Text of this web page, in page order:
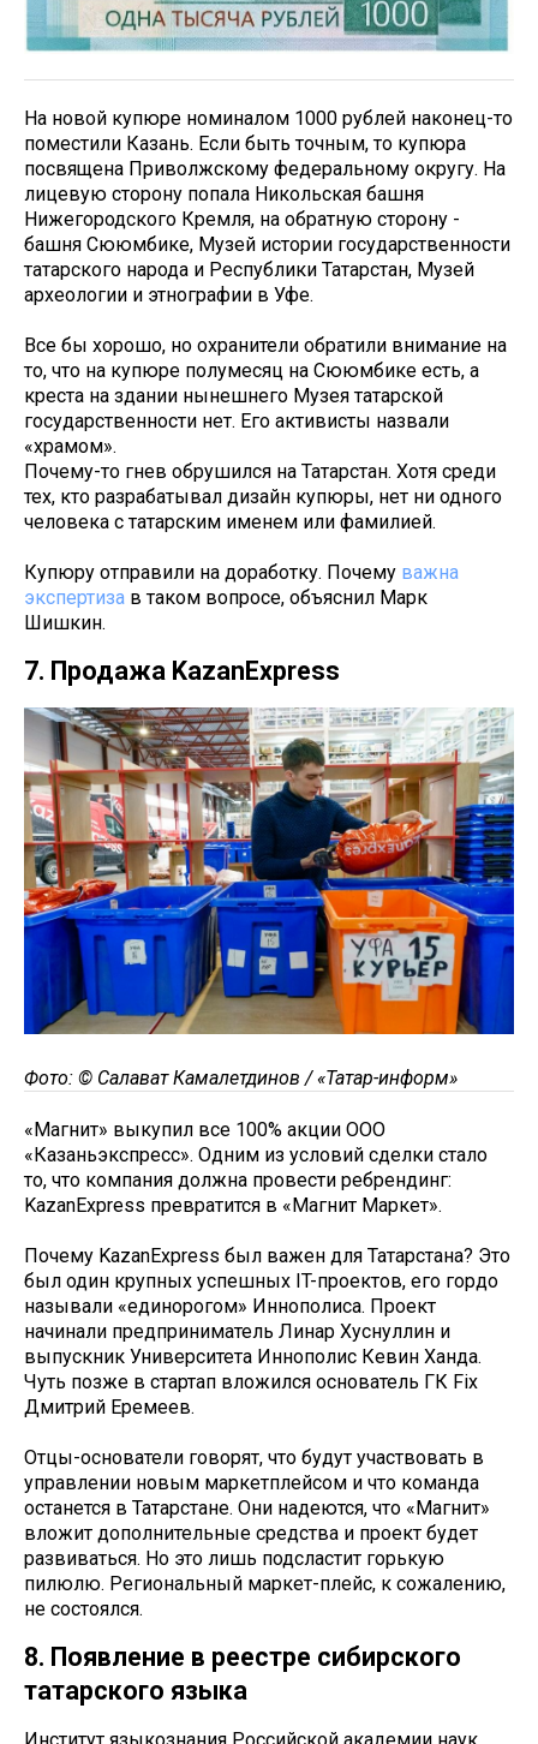
На новой купюре номиналом 1000 рублей наконец-то
поместили Казань. Если быть точным, то купюра
посвящена Приволжскому федеральному округу. На
лицевую сторону попала Никольская башня
Нижегородского Кремля, на обратную сторону -
башня Сююмбике, Музей истории государственности
татарского народа и Республики Татарстан, Музей
археологии и этнографии в Уфе.
Все бы хорошо, но охранители обратили внимание на
то, что на купюре полумесяц на Сююмбике есть, а
креста на здании нынешнего Музея татарской
государственности нет. Его активисты назвали
«храмом».
Почему-то гнев обрушился на Татарстан. Хотя среди
тех, кто разрабатывал дизайн купюры, нет ни одного
человека с татарским именем или фамилией.
Купюру отправили на доработку. Почему важна
экспертиза в таком вопросе, объяснил Марк
Шишкин.
7. Продажа KazanExpress
Фото: © Салават Камалетдинов / «Татар-информ»
«Магнит» выкупил все 100% акции ООО
«Казаньэкспресс». Одним из условий сделки стало
то, что компания должна провести ребрендинг:
KazanExpress превратится в «Магнит Маркет».
Почему KazanExpress был важен для Татарстана? Это
был один крупных успешных IT-проектов, его гордо
называли «единорогом» Иннополиса. Проект
начинали предприниматель Линар Хуснуллин и
выпускник Университета Иннополис Кевин Ханда.
Чуть позже в стартап вложился основатель ГК Fix
Дмитрий Еремеев.
Отцы-основатели говорят, что будут участвовать в
управлении новым маркетплейсом и что команда
останется в Татарстане. Они надеются, что «Магнит»
вложит дополнительные средства и проект будет
развиваться. Но это лишь подсластит горькую
пилюлю. Региональный маркет-плейс, к сожалению,
не состоялся.
8. Появление в реестре сибирского
татарского языка